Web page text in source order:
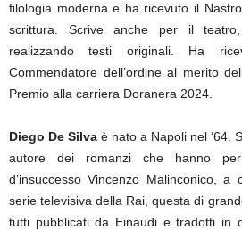
ﬁlologia moderna e ha ricevuto il
scrittura. Scrive anche per il
realizzando testi originali. Ha
Commendatore dell’ordine al merito
Premio alla carriera Doranera 2024.
Diego De Silva è nato a Napoli nel ‘64.
autore dei romanzi che hanno per
d’insuccesso Vincenzo Malinconico,
serie televisiva della Rai, questa di
tutti pubblicati da Einaudi e tradotti in